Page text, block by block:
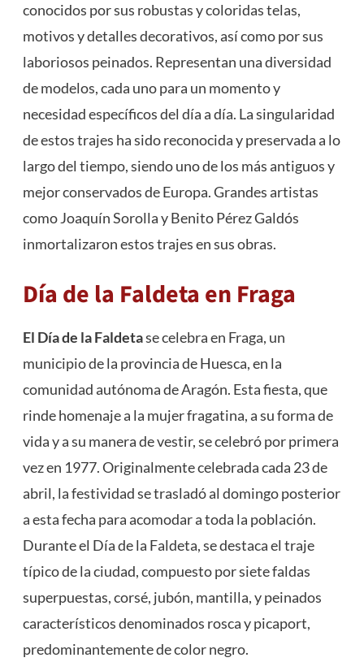
conocidos por sus robustas y coloridas telas,
motivos y detalles decorativos, así como por sus
laboriosos peinados. Representan una diversidad
de modelos, cada uno para un momento y
necesidad específicos del día a día. La singularidad
de estos trajes ha sido reconocida y preservada a lo
largo del tiempo, siendo uno de los más antiguos y
mejor conservados de Europa. Grandes artistas
como Joaquín Sorolla y Benito Pérez Galdós
inmortalizaron estos trajes en sus obras​​.
Día de la Faldeta en Fraga
El Día de la Faldetase celebra en Fraga, un
municipio de la provincia de Huesca, en la
comunidad autónoma de Aragón. Esta fiesta, que
rinde homenaje a la mujer fragatina, a su forma de
vida y a su manera de vestir, se celebró por primera
vez en 1977. Originalmente celebrada cada 23 de
abril, la festividad se trasladó al domingo posterior
a esta fecha para acomodar a toda la población.
Durante el Día de la Faldeta, se destaca el traje
típico de la ciudad, compuesto por siete faldas
superpuestas, corsé, jubón, mantilla, y peinados
característicos denominados rosca y picaport,
predominantemente de color negro.